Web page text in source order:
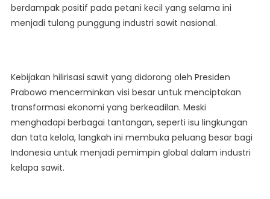
berdampak positif pada petani kecil yang selama ini
menjadi tulang punggung industri sawit nasional.
Kebijakan hilirisasi sawit yang didorong oleh Presiden
Prabowo mencerminkan visi besar untuk menciptakan
transformasi ekonomi yang berkeadilan. Meski
menghadapi berbagai tantangan, seperti isu lingkungan
dan tata kelola, langkah ini membuka peluang besar bagi
Indonesia untuk menjadi pemimpin global dalam industri
kelapa sawit.